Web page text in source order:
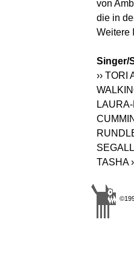
von
die in
Weitere
Singer/
›› TORI
SEGALL
TASHA